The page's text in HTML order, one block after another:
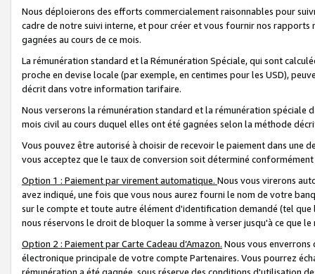
Nous déploierons des efforts commercialement raisonnables pour
cadre de notre suivi interne, et pour créer et vous fournir nos
gagnées au cours de ce mois.
La rémunération standard et la Rémunération Spéciale, qui sont
proche en devise locale (par exemple, en centimes pour les USD),
décrit dans votre information tarifaire.
Nous verserons la rémunération standard et la rémunération spéciale
mois civil au cours duquel elles ont été gagnées selon la méthode
Vous pouvez être autorisé à choisir de recevoir le paiement dans une
vous acceptez que le taux de conversion soit déterminé
Option 1 : Paiement par virement automatique. Nous vous virerons
avez indiqué, une fois que vous nous aurez fourni le nom de votre
sur le compte et toute autre élément d'identification demandé (tel que
nous réservons le droit de bloquer la somme à verser jusqu'à ce que
Option 2 : Paiement par Carte Cadeau d’Amazon. Nous vous
électronique principale de votre compte Partenaires. Vous pourrez
rémunération a été gagnée, sous réserve des conditions d'utilisation